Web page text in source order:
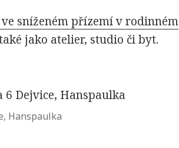
sníženém přízemí v rodinném
jako atelier, studio či byt.
Hanspaulka